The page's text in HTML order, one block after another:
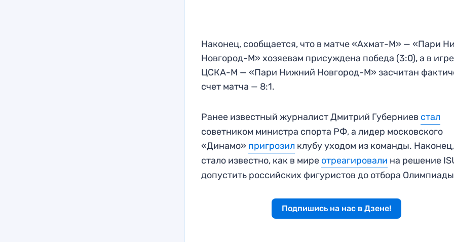
Наконец, сообщается, что в матче «Ахмат-М» — «Пари
Новгород-М» хозяевам присуждена победа (3:0), а в игре
ЦСКА-М — «Пари Нижний Новгород-М» засчитан
счет матча — 8:1.
Ранее известный журналист Дмитрий Губерниев стал
советником министра спорта РФ, а лидер московского
«Динамо» пригрозил клубу уходом из команды. Наконец,
стало известно, как в мире отреагировали на решение
допустить российских фигуристов до отбора
Подпишись на нас в Дзене!